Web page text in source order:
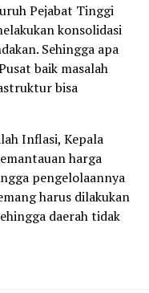
Pejabat Tinggi
konsolidasi
Sehingga apa
baik masalah
bisa
Inflasi, Kepala
harga
pengelolaannya
harus dilakukan
daerah tidak